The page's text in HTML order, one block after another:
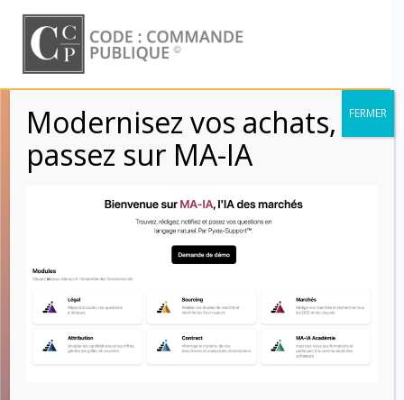
to
content
Chapitre 6 :
Propriété
intellectuelle
(Articles 45 à 48) –
CCAG Travaux
2021
Modernisez vos achats,
passez sur MA-IA
FERMER